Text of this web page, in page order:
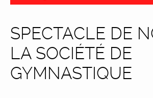
SPECTACLE DE
LA SOCIÉTÉ DE
GYMNASTIQUE